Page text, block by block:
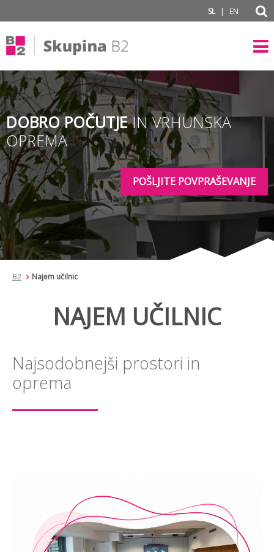
SL | EN
DOBRO POČUTJEIN VRHUNSKA
OPREMA
POŠLJITE POVPRAŠEVANJE
B2 Najem učilnic
NAJEM UČILNIC
Najsodobnejši prostori in
oprema